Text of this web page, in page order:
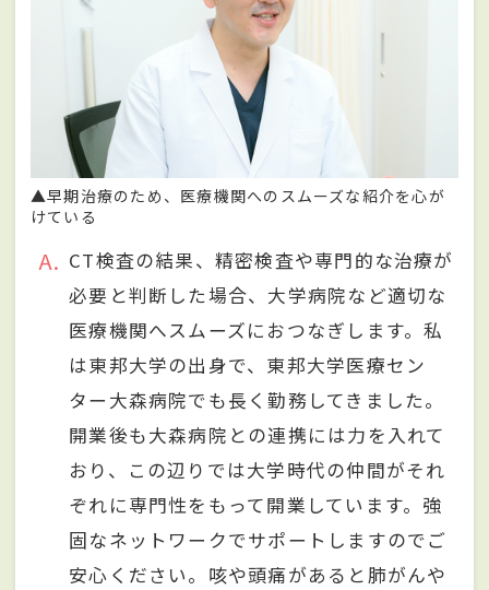
▲早期治療のため、医療機関へのスムーズな紹介を心が
けている
A
CT検査の結果、精密検査や専門的な治療が
必要と判断した場合、大学病院など適切な
医療機関へスムーズにおつなぎします。私
は東邦大学の出身で、東邦大学医療セン
ター大森病院でも長く勤務してきました。
開業後も大森病院との連携には力を入れて
おり、この辺りでは大学時代の仲間がそれ
ぞれに専門性をもって開業しています。強
固なネットワークでサポートしますのでご
安心ください。咳や頭痛があると肺がんや